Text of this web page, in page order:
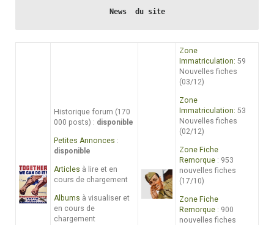
News  du site
Historique forum (170
000 posts) : disponible
Petites Annonces :
disponible
Articles à lire et en
cours de chargement
Albums à visualiser et
en cours de
chargement
Zone
Immatriculation: 59
Nouvelles fiches
(03/12)
Zone
Immatriculation: 53
Nouvelles fiches
(02/12)
Zone Fiche
Remorque : 953
nouvelles fiches
(17/10)
Zone Fiche
Remorque : 900
nouvelles fiches